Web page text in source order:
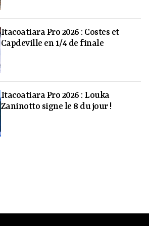
Itacoatiara Pro 2026 : Costes et
Capdeville en 1/4 de finale
Itacoatiara Pro 2026 : Louka
Zaninotto signe le 8 du jour !